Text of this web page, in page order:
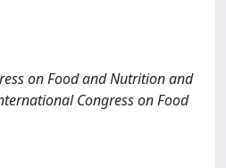
on Food and Nutrition and
Congress on Food